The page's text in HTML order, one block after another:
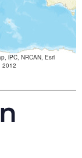
iPC, NRCAN, Esri
2012